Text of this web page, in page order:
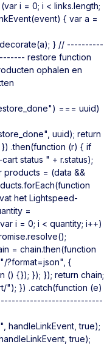
i = 0; i < links.length;
{ var a =
} // ----------
restore function
ophalen en
=== uuid)
uuid); return
.then(function (r) { if
status " + r.status);
products = (data &&
het Lightspeed-
=
i = 0; i < quantity; i++)
= chain.then(function
?format=json", {
() {}); }); }); return chain;
"); }) .catch(function (e)
handleLinkEvent, true);
true);